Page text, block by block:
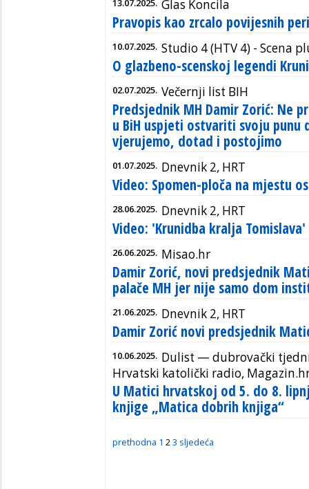
Glas Koncila
Pravopis kao zrcalo povijesnih
10.07.2025. Studio 4 (HTV 4) - Scena
O glazbeno-scenskoj legendi
02.07.2025. Večernji list BIH
Predsjednik MH Damir Zorić: Ne
u BiH uspjeti ostvariti svoju punu
vjerujemo, dotad i postojimo
01.07.2025. Dnevnik 2, HRT
Video: Spomen-ploča na mjestu
28.06.2025. Dnevnik 2, HRT
Video: 'Krunidba kralja
26.06.2025. Misao.hr
Damir Zorić, novi predsjednik
palače MH jer nije samo dom
21.06.2025. Dnevnik 2, HRT
Damir Zorić novi predsjednik
10.06.2025. Dulist — dubrovački
Hrvatski katolički radio,
U Matici hrvatskoj od 5. do 8.
knjige „Matica dobrih knjiga“
prethodna 1 2 3 sljedeća